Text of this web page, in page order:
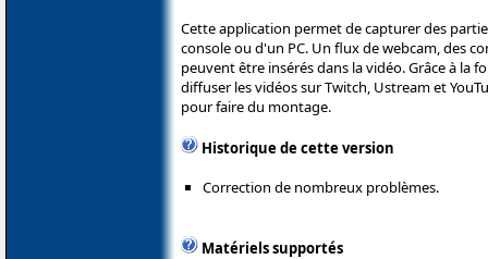
Cette application permet de capturer des
console ou d'un PC. Un flux de webcam, des
peuvent être insérés dans la vidéo. Grâce à la
diffuser les vidéos sur Twitch, Ustream et
pour faire du montage.
Historique de cette version
Correction de nombreux problèmes.
Matériels supportés